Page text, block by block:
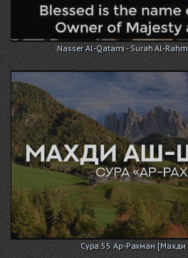
Nasser Al-Qatami - Surah Al-
Сура 55 Ар-Рахман